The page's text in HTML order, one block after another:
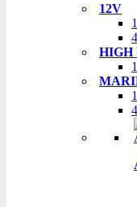
12V
HIGH